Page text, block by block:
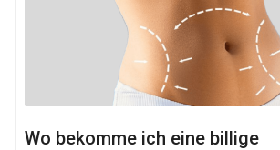
Wo bekomme ich eine billige